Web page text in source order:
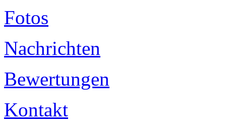
Fotos
Nachrichten
Bewertungen
Kontakt